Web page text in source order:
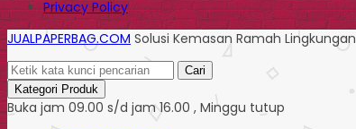
Privacy Policy
JUALPAPERBAG.COM Solusi Kemasan Ramah Lingkungan
Cari
Kategori Produk
Buka jam 09.00 s/d jam 16.00 , Minggu tutup